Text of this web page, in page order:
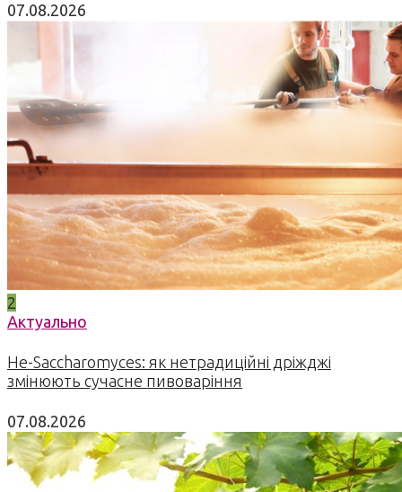
07.08.2026
2
Актуально
Не-Saccharomyces: як нетрадиційні дріжджі
змінюють сучасне пивоваріння
07.08.2026